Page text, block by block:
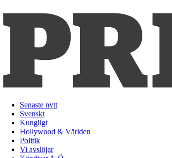
Senaste nytt
Svenskt
Kungligt
Hollywood & Världen
Politik
Vi avslöjar